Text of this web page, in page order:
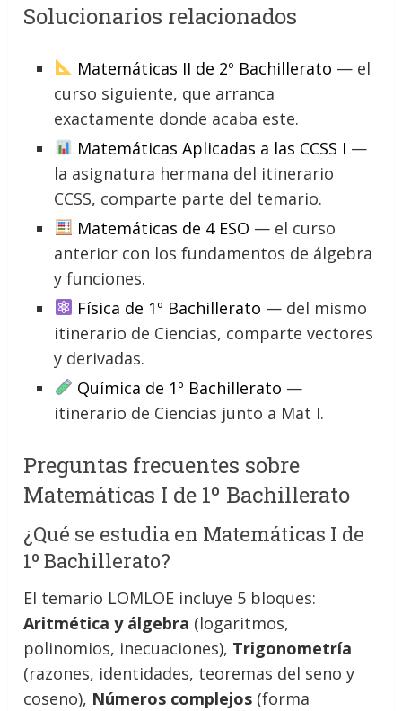
Solucionarios relacionados
Matemáticas II de 2º Bachillerato — el
curso siguiente, que arranca
exactamente donde acaba este.
Matemáticas Aplicadas a las CCSS I —
la asignatura hermana del itinerario
CCSS, comparte parte del temario.
Matemáticas de 4 ESO — el curso
anterior con los fundamentos de álgebra
y funciones.
Física de 1º Bachillerato — del mismo
itinerario de Ciencias, comparte vectores
y derivadas.
Química de 1º Bachillerato —
itinerario de Ciencias junto a Mat I.
Preguntas frecuentes sobre
Matemáticas I de 1º Bachillerato
¿Qué se estudia en Matemáticas I de
1º Bachillerato?
El temario LOMLOE incluye 5 bloques:
Aritmética y álgebra (logaritmos,
polinomios, inecuaciones), Trigonometría
(razones, identidades, teoremas del seno y
coseno), Números complejos (forma